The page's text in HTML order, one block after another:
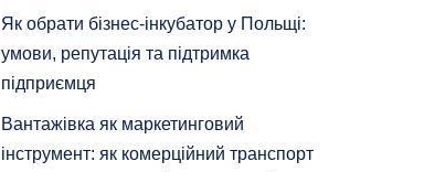
Як обрати бізнес-інкубатор у Польщі:
умови, репутація та підтримка
підприємця
Вантажівка як маркетинговий
інструмент: як комерційний транспорт